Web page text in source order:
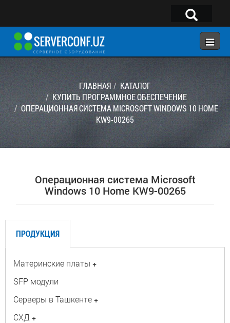
×
ГЛАВНАЯ
КОНФИГУРАТОР
КАТАЛОГ
УСЛУГИ
КОНТАКТЫ
Telegram:@serverconf_uz
Тел: (90) 932-18-00
ГЛАВНАЯ
КАТАЛОГ
КУПИТЬ ПРОГРАММНОЕ ОБЕСПЕЧЕНИЕ
ОПЕРАЦИОННАЯ СИСТЕМА MICROSOFT WINDOWS 10 HOME
KW9-00265
Операционная система Microsoft
Windows 10 Home KW9-00265
ПРОДУКЦИЯ
Материнские платы +
SFP модули
Серверы в Ташкенте +
СХД +